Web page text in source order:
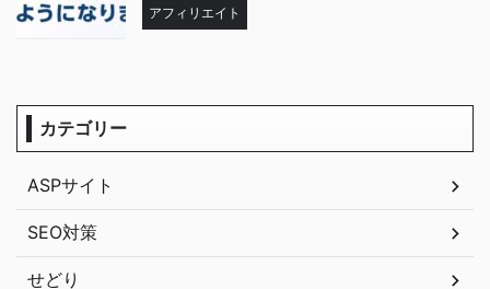
アフィリエイト
カテゴリー
ASPサイト
SEO対策
せどり